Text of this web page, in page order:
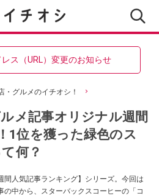
ス（URL）変更のお知らせ
・グルメのイチオシ！
メ記事オリジナル週間
1位を獲った緑色のス
何？
間人気記事ランキング】シリーズ。今回は
中から、スターバックスコーヒーの「コ